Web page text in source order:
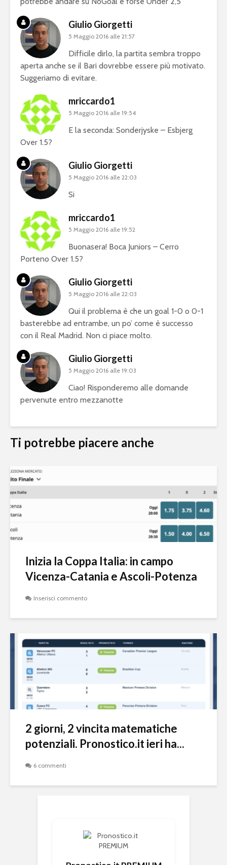
Giulio Giorgetti
5 Maggio 2016 alle 21:57
Difficile dirlo, la partita sembra troppo
aperta anche se il Bari dovrebbe essere più motivato.
Suggeriamo di evitare.
mriccardo1
5 Maggio 2016 alle 19:54
E la seconda: Sonderjyske – Esbjerg
Over 1.5?
Giulio Giorgetti
5 Maggio 2016 alle 22:03
Si
mriccardo1
5 Maggio 2016 alle 19:52
Buonasera! Boca Juniors – Cerro
Porteno Over 1.5?
Giulio Giorgetti
5 Maggio 2016 alle 22:03
Qui il problema è che un goal 1-0 o 0-1
basterebbe ad entrambe, un po’ come è successo
con il Real Madrid. Non ci piace molto.
Giulio Giorgetti
5 Maggio 2016 alle 19:03
Ciao! Risponderemo alle domande
pervenute entro mezzanotte
Ti potrebbe piacere anche
Inizia la Coppa Italia: in campo
Vicenza-Catania e Ascoli-Potenza
Inserisci commento
2 giorni, 2 vincita matematiche
potenziali. Pronostico.it ieri ha...
6 commenti